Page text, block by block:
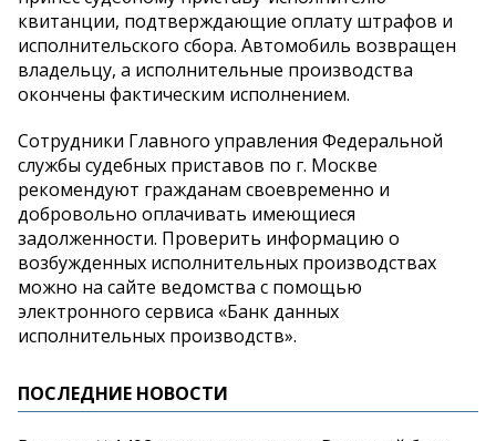
квитанции, подтверждающие оплату штрафов и
исполнительского сбора. Автомобиль возвращен
владельцу, а исполнительные производства
окончены фактическим исполнением.
Сотрудники Главного управления Федеральной
службы судебных приставов по г. Москве
рекомендуют гражданам своевременно и
добровольно оплачивать имеющиеся
задолженности. Проверить информацию о
возбужденных исполнительных производствах
можно на сайте ведомства с помощью
электронного сервиса «Банк данных
исполнительных производств».
ПОСЛЕДНИЕ НОВОСТИ